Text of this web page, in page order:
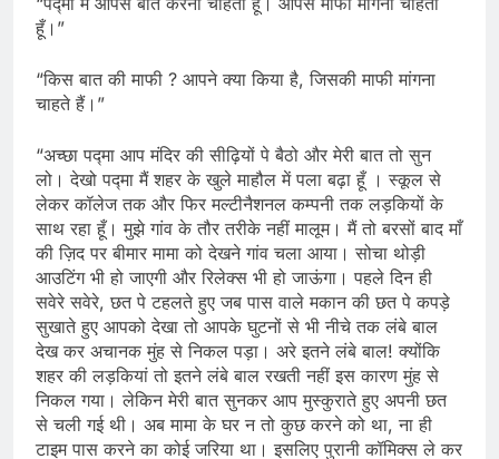
हूँ।”
“किस बात की माफी ? आपने क्या किया है, जिसकी माफी मांगना
चाहते हैं।”
“अच्छा पद्मा आप मंदिर की सीढ़ियों पे बैठो और मेरी बात तो सुन
लो। देखो पद्मा मैं शहर के खुले माहौल में पला बढ़ा हूँ । स्कूल से
लेकर कॉलेज तक और फिर मल्टीनैशनल कम्पनी तक लड़कियों के
साथ रहा हूँ। मुझे गांव के तौर तरीके नहीं मालूम। मैं तो बरसों बाद माँ
की ज़िद पर बीमार मामा को देखने गांव चला आया। सोचा थोड़ी
आउटिंग भी हो जाएगी और रिलेक्स भी हो जाऊंगा। पहले दिन ही
सवेरे सवेरे, छत पे टहलते हुए जब पास वाले मकान की छत पे कपड़े
सुखाते हुए आपको देखा तो आपके घुटनों से भी नीचे तक लंबे बाल
देख कर अचानक मुंह से निकल पड़ा। अरे इतने लंबे बाल! क्योंकि
शहर की लड़कियां तो इतने लंबे बाल रखती नहीं इस कारण मुंह से
निकल गया। लेकिन मेरी बात सुनकर आप मुस्कुराते हुए अपनी छत
से चली गई थी। अब मामा के घर न तो कुछ करने को था, ना ही
टाइम पास करने का कोई जरिया था। इसलिए पुरानी कॉमिक्स ले कर